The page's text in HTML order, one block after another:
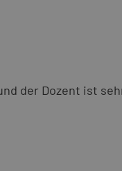
der Dozent ist